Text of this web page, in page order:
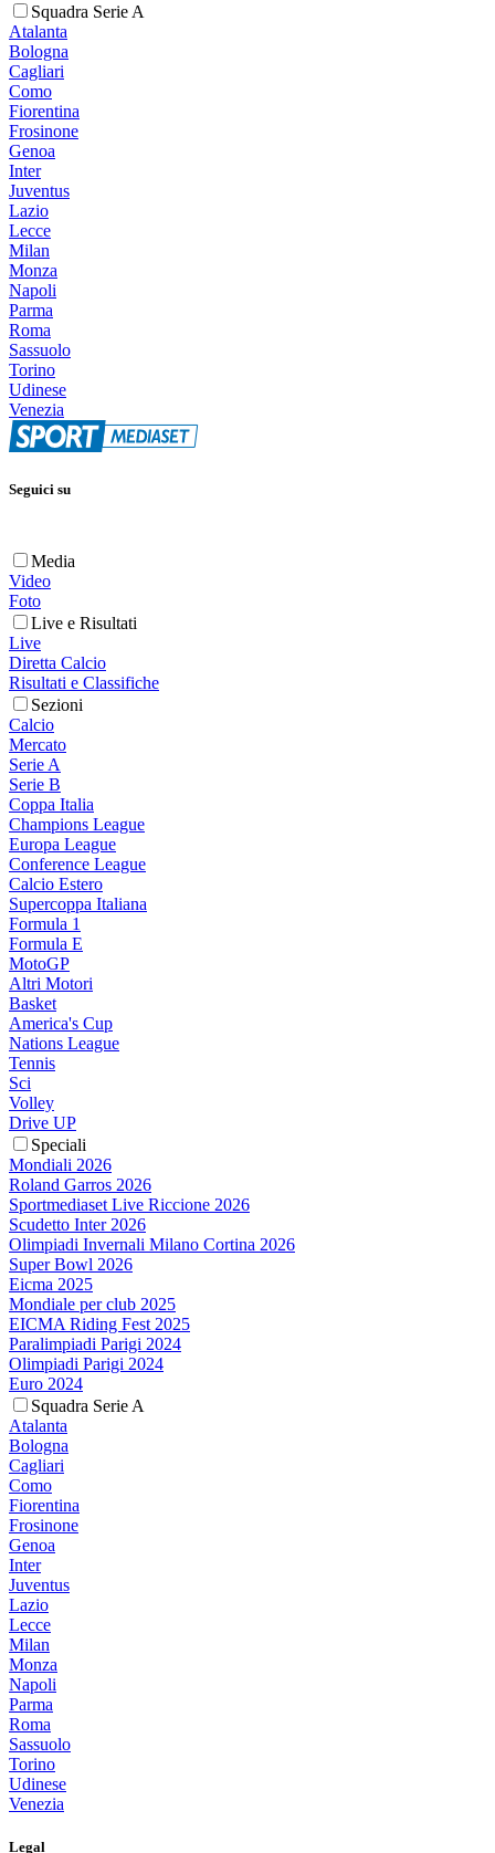
Squadra Serie A
Atalanta
Bologna
Cagliari
Como
Fiorentina
Frosinone
Genoa
Inter
Juventus
Lazio
Lecce
Milan
Monza
Napoli
Parma
Roma
Sassuolo
Torino
Udinese
Venezia
Seguici su
Media
Video
Foto
Live e Risultati
Live
Diretta Calcio
Risultati e Classifiche
Sezioni
Calcio
Mercato
Serie A
Serie B
Coppa Italia
Champions League
Europa League
Conference League
Calcio Estero
Supercoppa Italiana
Formula 1
Formula E
MotoGP
Altri Motori
Basket
America's Cup
Nations League
Tennis
Sci
Volley
Drive UP
Speciali
Mondiali 2026
Roland Garros 2026
Sportmediaset Live Riccione 2026
Scudetto Inter 2026
Olimpiadi Invernali Milano Cortina 2026
Super Bowl 2026
Eicma 2025
Mondiale per club 2025
EICMA Riding Fest 2025
Paralimpiadi Parigi 2024
Olimpiadi Parigi 2024
Euro 2024
Squadra Serie A
Atalanta
Bologna
Cagliari
Como
Fiorentina
Frosinone
Genoa
Inter
Juventus
Lazio
Lecce
Milan
Monza
Napoli
Parma
Roma
Sassuolo
Torino
Udinese
Venezia
Legal